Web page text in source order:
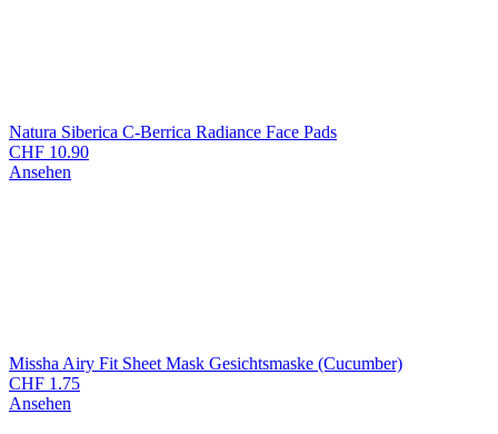
Natura Siberica C-Berrica Radiance Face Pads
CHF 10.90
Ansehen
Missha Airy Fit Sheet Mask Gesichtsmaske (Cucumber)
CHF 1.75
Ansehen